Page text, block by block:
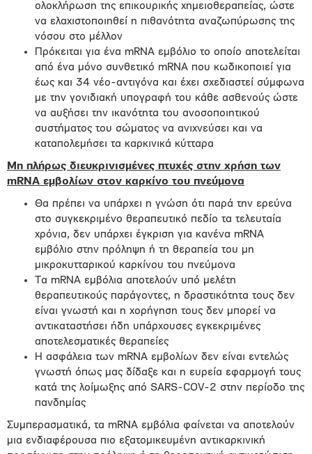
ολοκλήρωση της επικουρικής χημειοθεραπείας, ώστε
να ελαχιστοποιηθεί η πιθανότητα αναζωπύρωσης της
νόσου στο μέλλον
Πρόκειται για ένα mRNA εμβόλιο το οποίο αποτελείται
από ένα μόνο συνθετικό mRNA που κωδικοποιεί για
έως και 34 νέο-αντιγόνα και έχει σχεδιαστεί σύμφωνα
με την γονιδιακή υπογραφή του κάθε ασθενούς ώστε
να αυξήσει την ικανότητα του ανοσοποιητικού
συστήματος του σώματος να ανιχνεύσει και να
καταπολεμήσει τα καρκινικά κύτταρα
Μη πλήρως διευκρινισμένες πτυχές στην χρήση των
mRNA εμβολίων στον καρκίνο του πνεύμονα
Θα πρέπει να υπάρχει η γνώση ότι παρά την ερεύνα
στο συγκεκριμένο θεραπευτικό πεδίο τα τελευταία
χρόνια, δεν υπάρχει έγκριση για κανένα mRNA
εμβόλιο στην πρόληψη ή τη θεραπεία του μη
μικροκυτταρικού καρκίνου του πνεύμονα
Τα mRNA εμβόλια αποτελούν υπό μελέτη
θεραπευτικούς παράγοντες, η δραστικότητα τους δεν
είναι γνωστή και η χορήγηση τους δεν μπορεί να
αντικαταστήσει ήδη υπάρχουσες εγκεκριμένες
αποτελεσματικές θεραπείες
Η ασφάλεια των mRNA εμβολίων δεν είναι εντελώς
γνωστή όπως μας δίδαξε και η ευρεία εφαρμογή τους
κατά της λοίμωξης από SARS-COV-2 στην περίοδο της
πανδημίας
Συμπερασματικά, τα mRNA εμβόλια φαίνεται να αποτελούν
μια ενδιαφέρουσα πιο εξατομικευμένη αντικαρκινική